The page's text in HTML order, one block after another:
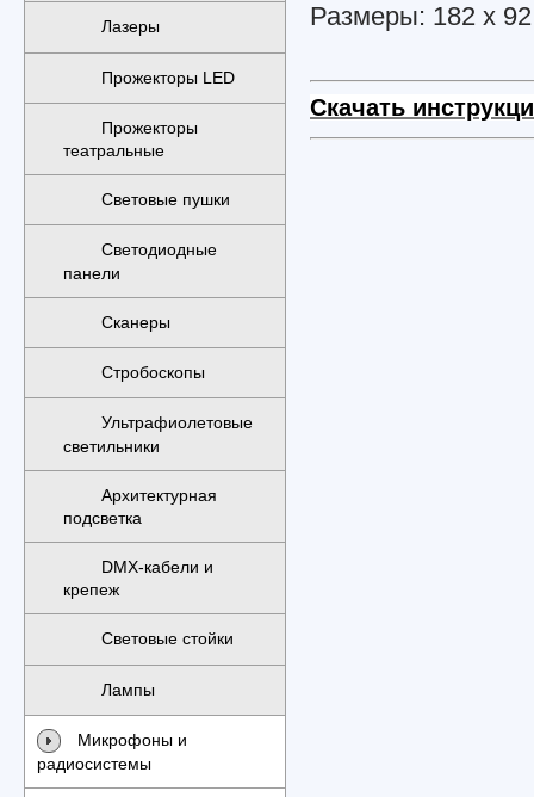
Лазеры
Прожекторы LED
Прожекторы
театральные
Световые пушки
Светодиодные
панели
Сканеры
Стробоскопы
Ультрафиолетовые
светильники
Архитектурная
подсветка
DMX-кабели и
крепеж
Световые стойки
Лампы
Микрофоны и
радиосистемы
Размеры: 182 x
Скачать